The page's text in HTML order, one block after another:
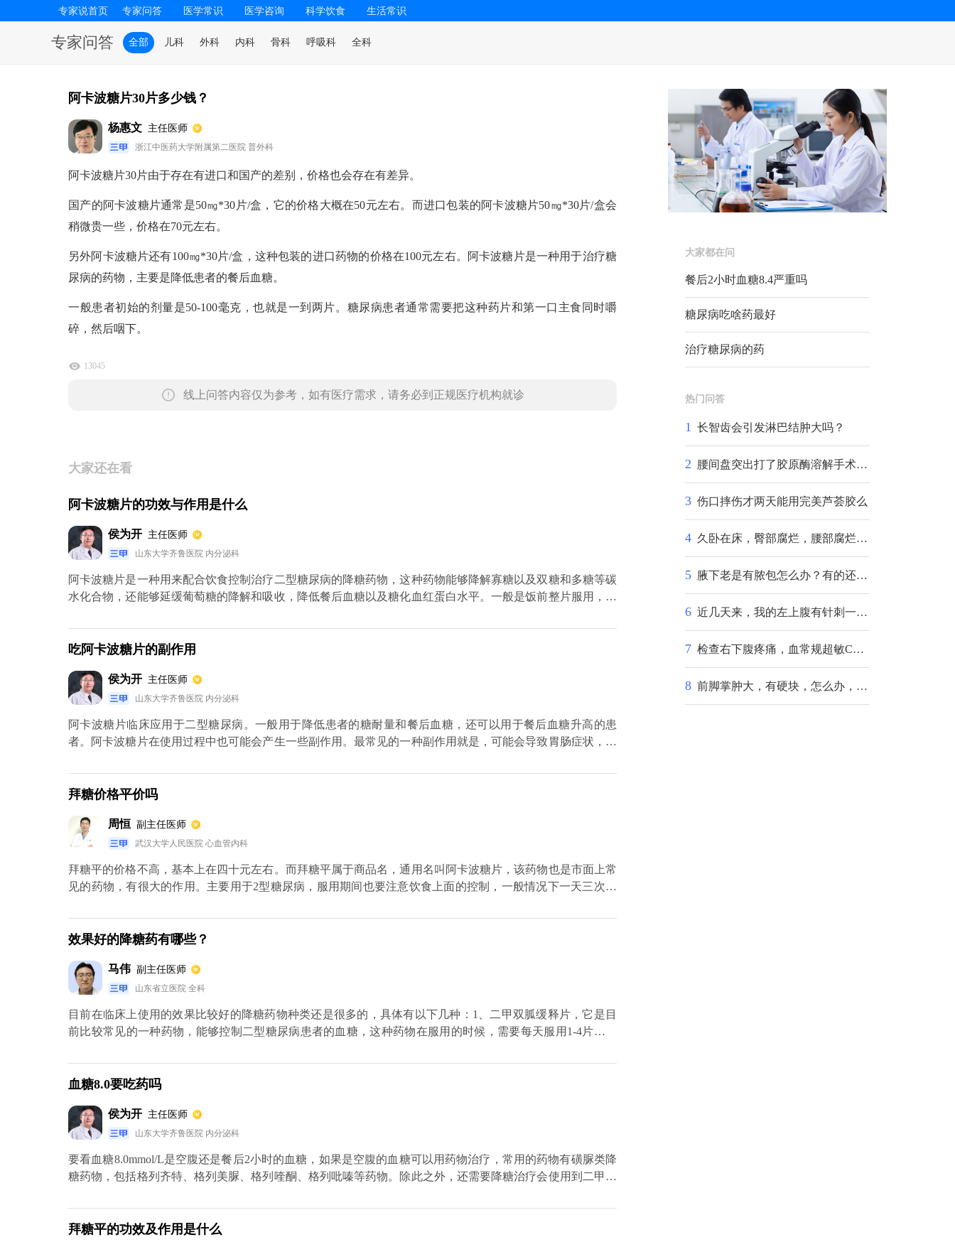
专家说首页 专家问答 医学常识 医学咨询 科学饮食 生活常识
专家问答 全部 儿科 外科 内科 骨科 呼吸科 全科
阿卡波糖片30片多少钱？
杨惠文 主任医师
浙江中医药大学附属第二医院 普外科
阿卡波糖片30片由于存在有进口和国产的差别，价格也会存在有差异。
国产的阿卡波糖片通常是50㎎*30片/盒，它的价格大概在50元左右。而进口包装的阿卡波糖片50㎎*30片/盒会
稍微贵一些，价格在70元左右。
另外阿卡波糖片还有100㎎*30片/盒，这种包装的进口药物的价格在100元左右。阿卡波糖片是一种用于治疗糖
尿病的药物，主要是降低患者的餐后血糖。
一般患者初始的剂量是50-100毫克，也就是一到两片。糖尿病患者通常需要把这种药片和第一口主食同时嚼
碎，然后咽下。
13045
线上问答内容仅为参考，如有医疗需求，请务必到正规医疗机构就诊
大家还在看
阿卡波糖片的功效与作用是什么
侯为开 主任医师
山东大学齐鲁医院 内分泌科
阿卡波糖片是一种用来配合饮食控制治疗二型糖尿病的降糖药物，这种药物能够降解寡糖以及双糖和多糖等碳
水化合物，还能够延缓葡萄糖的降解和吸收，降低餐后血糖以及糖化血红蛋白水平。一般是饭前整片服用，也
物可能会有一些副作用，比如会导致胃肠道胀气，还会有恶心呕吐以及腹泻等情况。如果对这种药物或者是其
中的某些成分过敏，要禁止服用。将这种药物和其他某些降糖药物，比如胰岛素以及磺脲类降糖药物合并使用
吃阿卡波糖片的副作用
侯为开 主任医师
山东大学齐鲁医院 内分泌科
阿卡波糖片临床应用于二型糖尿病。一般用于降低患者的糖耐量和餐后血糖，还可以用于餐后血糖升高的患
者。阿卡波糖片在使用过程中也可能会产生一些副作用。最常见的一种副作用就是，可能会导致胃肠症状，如
情况。还可引起血液系统、血小板减少，极罕见可引起过敏反应：皮疹、皮疹、荨麻疹、皮肤瘙痒，除较少见
的病例外，可引起不完全性肠梗阻等表现；阿卡波糖片一般是安全的，在用药过程中要密切注意肝肾功能和胃
拜糖价格平价吗
周恒 副主任医师
武汉大学人民医院 心血管内科
拜糖平的价格不高，基本上在四十元左右。而拜糖平属于商品名，通用名叫阿卡波糖片，该药物也是市面上常
见的药物，有很大的作用。主要用于2型糖尿病，服用期间也要注意饮食上面的控制，一般情况下一天三次，
体的血糖情况，在服用药物期间逐渐增加剂量。正常情况下，最大剂量一次在一百毫克，一天三次，特殊情
况，可以增加到一次四片，一天三次。如果说服用过后血糖还是偏高，建议加用其他药物。同时该药物含有阿
痛、腹泻的情况。另外有些患者可能会出现过敏，比如皮肤发红、瘙痒、皮疹、荨麻疹等症状，如果对这个药
物过敏，则要禁止使用，有严重肾功能损害情况的朋友们也不可使用。
效果好的降糖药有哪些？
马伟 副主任医师
山东省立医院 全科
目前在临床上使用的效果比较好的降糖药物种类还是很多的，具体有以下几种：1、二甲双胍缓释片，它是目
前比较常见的一种药物，能够控制二型糖尿病患者的血糖，这种药物在服用的时候，需要每天服用1-4片，每
临床上具有代表性的包括格列美脲、格列奇特、格列喹酮。3、阿卡波糖，这种药物一般用于降低患者的餐后
血糖。具体药物使用量需要根据患者的疾病程度确定。4、新型降糖药物，目前在治疗糖尿病方面，有很多新
血糖8.0要吃药吗
侯为开 主任医师
山东大学齐鲁医院 内分泌科
要看血糖8.0mmol/L是空腹还是餐后2小时的血糖，如果是空腹的血糖可以用药物治疗，常用的药物有磺脲类降
糖药物，包括格列齐特、格列美脲、格列喹酮、格列吡嗪等药物。除此之外，还需要降糖治疗会使用到二甲双
并进行降糖治疗，控制血糖可以通过低糖饮食、减肥、加强体育锻炼等方式，必要时再使用药物。
拜糖平的功效及作用是什么
大家都在问
餐后2小时血糖8.4严重吗
糖尿病吃啥药最好
治疗糖尿病的药
热门问答
1 长智齿会引发淋巴结肿大吗？
2 腰间盘突出打了胶原酶溶解手术2个月后是否可以喝酒或者抽烟？
3 伤口摔伤才两天能用完美芦荟胶么
4 久卧在床，臀部腐烂，腰部腐烂，用什么药能好得快
5 腋下老是有脓包怎么办？有的还破了，现在手都不能合起来
6 近几天来，我的左上腹有针刺一样..
7 检查右下腹疼痛，血常规超敏C反应蛋白增高，阑尾炎可能，注意饮食，可继续喂奶吗？
8 前脚掌肿大，有硬块，怎么办，急救，希望好心人帮助，谢谢